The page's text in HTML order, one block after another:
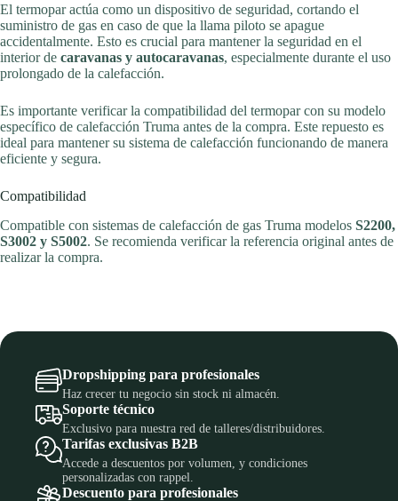
El termopar actúa como un dispositivo de seguridad, cortando el
suministro de gas en caso de que la llama piloto se apague
accidentalmente. Esto es crucial para mantener la seguridad en el
interior de caravanas y autocaravanas, especialmente durante el uso
prolongado de la calefacción.
Es importante verificar la compatibilidad del termopar con su modelo
específico de calefacción Truma antes de la compra. Este repuesto es
ideal para mantener su sistema de calefacción funcionando de manera
eficiente y segura.
Compatibilidad
Compatible con sistemas de calefacción de gas Truma modelos S2200,
S3002 y S5002. Se recomienda verificar la referencia original antes de
realizar la compra.
Dropshipping para profesionales
Haz crecer tu negocio sin stock ni almacén.
Soporte técnico
Exclusivo para nuestra red de talleres/distribuidores.
Tarifas exclusivas B2B
Accede a descuentos por volumen, y condiciones
personalizadas con rappel.
Descuento para profesionales